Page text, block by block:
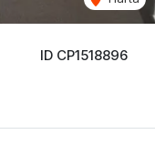
ID CP1518896